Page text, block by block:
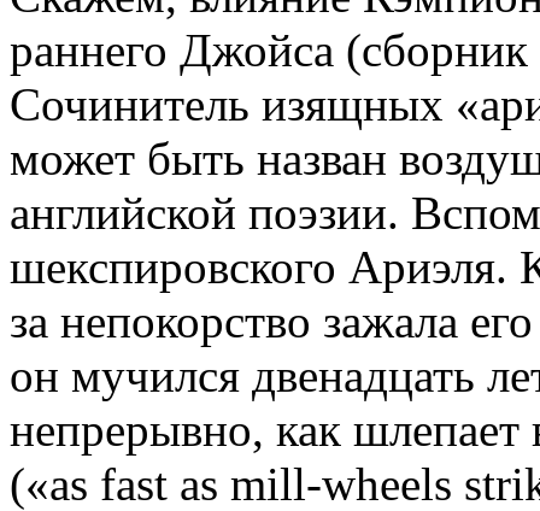
раннего Джойса (сборник
Сочинитель изящных
может быть назван
английской поэзии.
шекспировского Ариэля.
за непокорство зажала
он мучился двенадцать
непрерывно, как шлепает
(«as fast as mill-wheels